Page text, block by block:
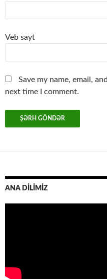
Veb sayt
Save my name, email,
next time I comment.
ANA DİLİMİZ